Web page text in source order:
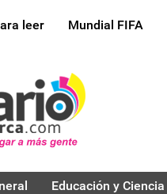
leer Mundial FIFA
Educación y Ciencia